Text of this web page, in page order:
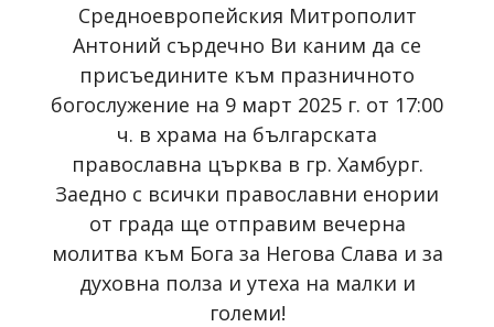
Средноевропейския Митрополит
Антоний сърдечно Ви каним да се
присъедините към празничното
богослужение на 9 март 2025 г. от 17:00
ч. в храма на българската
православна църква в гр. Хамбург.
Заедно с всички православни енории
от града ще отправим вечерна
молитва към Бога за Негова Слава и за
духовна полза и утеха на малки и
големи!